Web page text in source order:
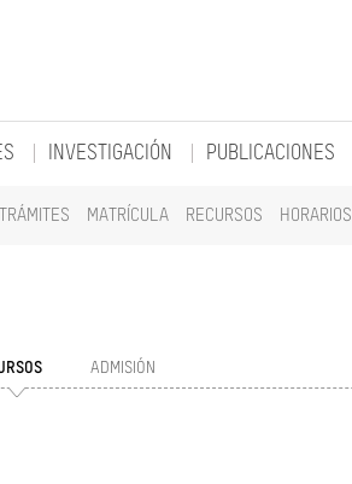
TRÁMITES MATRÍCULA RECURSOS HORARIOS
INVESTIGACIÓN PUBLICACIONES
ADMISIÓN